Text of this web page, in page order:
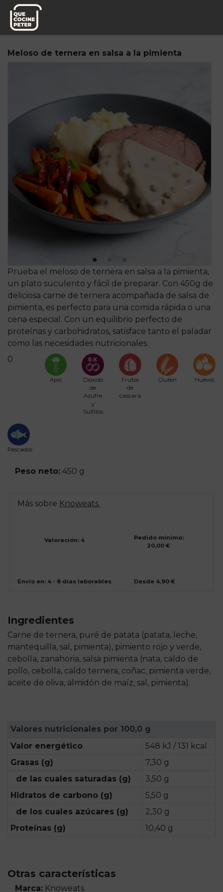
Pedido semanal
Meloso de ternera en salsa a la pimienta
Prueba el meloso de ternera en salsa a la pimienta,
un plato suculento y fácil de preparar. Con 450g de
deliciosa carne de ternera acompañada de salsa de
pimienta, es perfecto para una comida rápida o una
cena especial. Con un equilibrio perfecto de
proteínas y carbohidratos, satisface tanto el paladar
como las necesidades nutricionales.
0
Apio
Dioxido
de
Azufre
y
Sulfitos
Frutos
de
cascara
Gluten Huevos
Pescados
Peso neto: 450 g
Más sobre Knoweats
Valoración: 4
Pedido mínimo:
20,00 €
Envío en: 4 - 8 días laborables Desde 4,90 €
Ingredientes
Carne de ternera, puré de patata (patata, leche,
mantequilla, sal, pimienta), pimiento rojo y verde,
cebolla, zanahoria, salsa pimienta (nata, caldo de
pollo, cebolla, caldo ternera, coñac, pimienta verde,
aceite de oliva, almidón de maíz, sal, pimienta).
Valores nutricionales por 100,0 g
Valor energético
548 kJ / 131 kcal
Grasas (g)
7,30 g
de las cuales saturadas (g)
3,50 g
Hidratos de carbono (g)
5,50 g
de los cuales azúcares (g)
2,30 g
Proteínas (g)
10,40 g
Otras características
Marca: Knoweats